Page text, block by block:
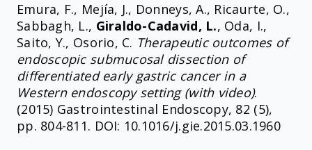
Emura, F., Mejía, J., Donneys, A., Ricaurte, O.,
Sabbagh, L., Giraldo-Cadavid, L., Oda, I.,
Saito, Y., Osorio, C. Therapeutic outcomes of
endoscopic submucosal dissection of
differentiated early gastric cancer in a
Western endoscopy setting (with video).
(2015) Gastrointestinal Endoscopy, 82 (5),
pp. 804-811. DOI: 10.1016/j.gie.2015.03.1960